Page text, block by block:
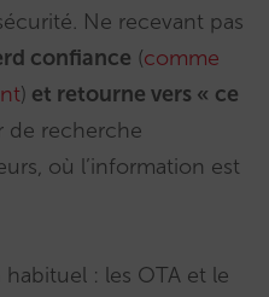
Ne recevant pas
confiance (comme
) et retourne vers « ce
de recherche
où l’information est
: les OTA et le